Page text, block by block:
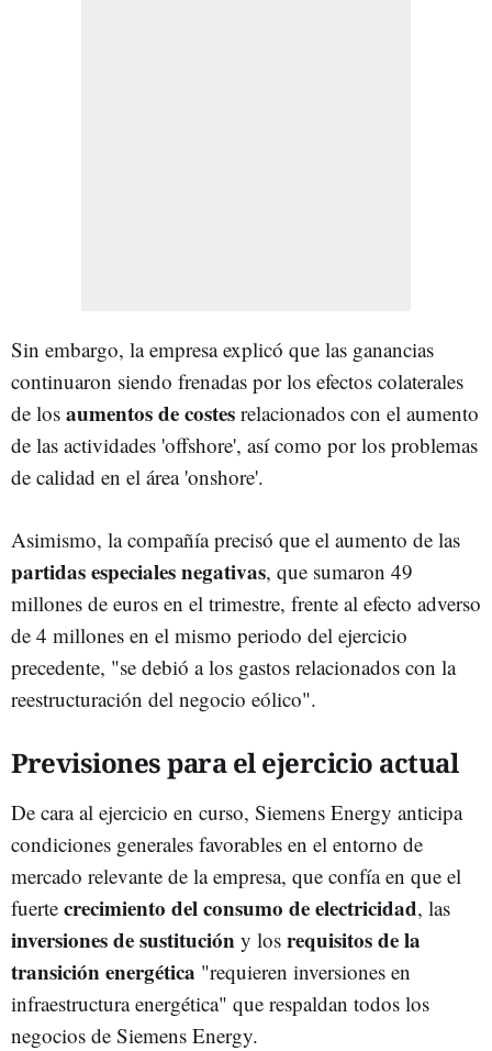
Sin embargo, la empresa explicó que las ganancias
continuaron siendo frenadas por los efectos colaterales
de los aumentos de costes relacionados con el aumento
de las actividades 'offshore', así como por los problemas
de calidad en el área 'onshore'.
Asimismo, la compañía precisó que el aumento de las
partidas especiales negativas, que sumaron 49
millones de euros en el trimestre, frente al efecto adverso
de 4 millones en el mismo periodo del ejercicio
precedente, "se debió a los gastos relacionados con la
reestructuración del negocio eólico".
Previsiones para el ejercicio actual
De cara al ejercicio en curso, Siemens Energy anticipa
condiciones generales favorables en el entorno de
mercado relevante de la empresa, que confía en que el
fuerte crecimiento del consumo de electricidad, las
inversiones de sustitución y los requisitos de la
transición energética "requieren inversiones en
infraestructura energética" que respaldan todos los
negocios de Siemens Energy.